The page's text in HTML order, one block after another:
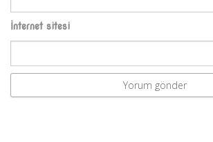
İnternet sitesi